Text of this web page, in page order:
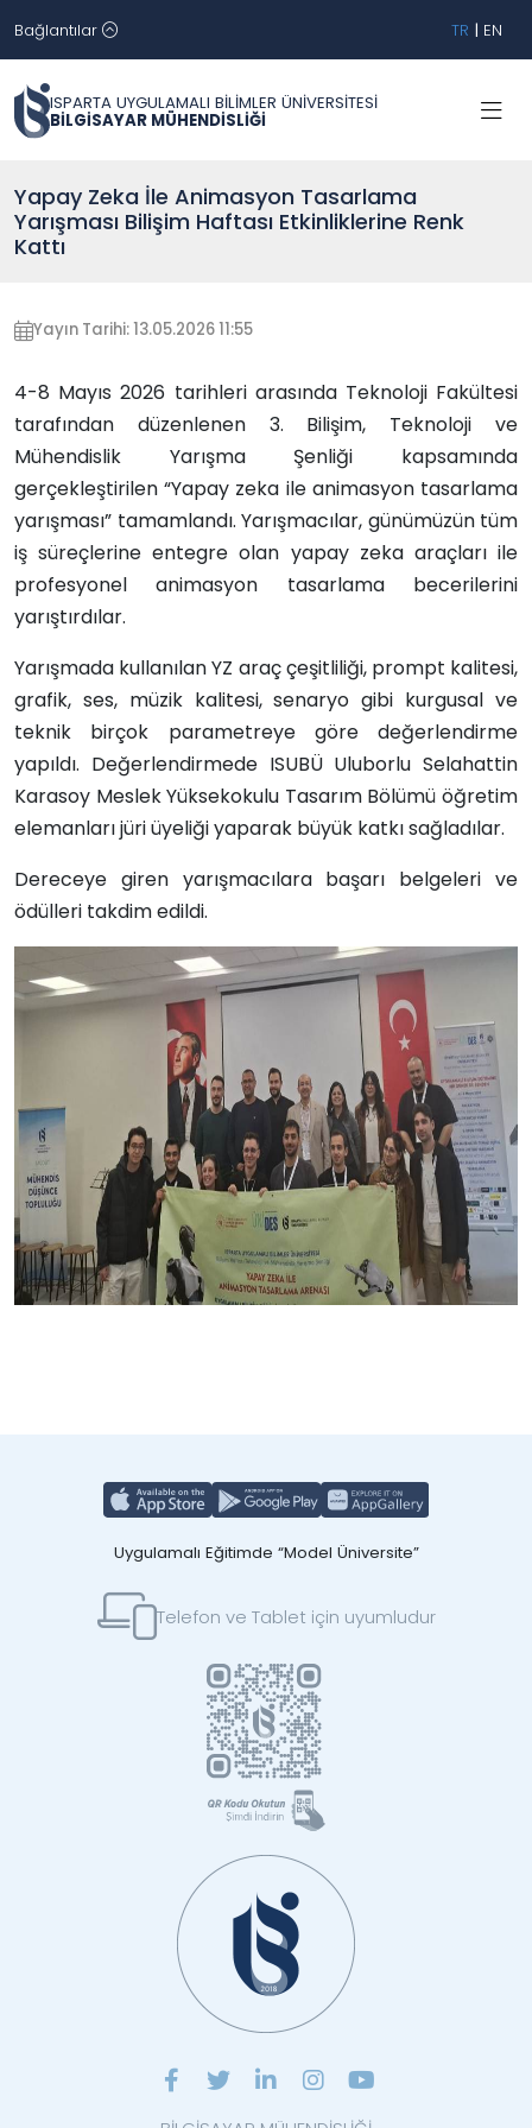
Bağlantılar TR | EN
ISPARTA UYGULAMALI BİLİMLER ÜNİVERSİTESİ
BİLGİSAYAR MÜHENDİSLİĞİ
Yapay Zeka İle Animasyon Tasarlama
Yarışması Bilişim Haftası Etkinliklerine Renk
Kattı
Yayın Tarihi: 13.05.2026 11:55
4-8 Mayıs 2026 tarihleri arasında Teknoloji Fakültesi
tarafından düzenlenen 3. Bilişim, Teknoloji ve
Mühendislik Yarışma Şenliği kapsamında
gerçekleştirilen “Yapay zeka ile animasyon tasarlama
yarışması” tamamlandı. Yarışmacılar, günümüzün tüm
iş süreçlerine entegre olan yapay zeka araçları ile
profesyonel animasyon tasarlama becerilerini
yarıştırdılar.
Yarışmada kullanılan YZ araç çeşitliliği, prompt kalitesi,
grafik, ses, müzik kalitesi, senaryo gibi kurgusal ve
teknik birçok parametreye göre değerlendirme
yapıldı. Değerlendirmede ISUBÜ Uluborlu Selahattin
Karasoy Meslek Yüksekokulu Tasarım Bölümü öğretim
elemanları jüri üyeliği yaparak büyük katkı sağladılar.
Dereceye giren yarışmacılara başarı belgeleri ve
ödülleri takdim edildi.
Uygulamalı Eğitimde “Model Üniversite”
Telefon ve Tablet için uyumludur